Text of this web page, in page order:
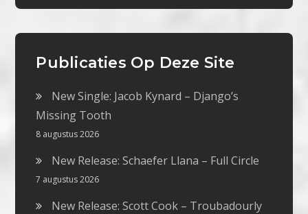
Publicaties Op Deze Site
New Single: Jacob Kynard – Django’s
Missing Tooth
8 augustus 2026
New Release: Schaefer Llana – Full Circle
7 augustus 2026
New Release: Scott Cook – Troubadourly